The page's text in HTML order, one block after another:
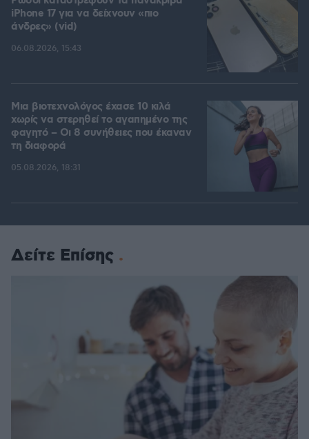
iPhone 17 για να δείχνουν «πιο
άνδρες» (vid)
06.08.2026, 15:43
Μια βιοτεχνολόγος έχασε 10 κιλά
χωρίς να στερηθεί το αγαπημένο της
φαγητό – Οι 8 συνήθειες που έκαναν
τη διαφορά
05.08.2026, 18:31
Δείτε Επίσης